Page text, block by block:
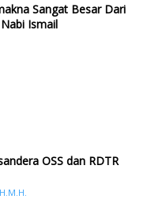
Sangat Besar Dari
Ismail
OSS dan RDTR